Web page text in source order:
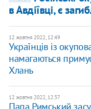
в Авдіївці, є
12 жовтня 2022, 12:49
Українців із
намагаються
Хлань
12 жовтня 2022, 12:37